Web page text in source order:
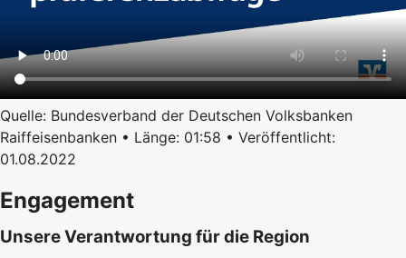
Quelle: Bundesverband der Deutschen Volksbanken
Raiffeisenbanken • Länge: 01:58 • Veröffentlicht:
01.08.2022
Engagement
Unsere Verantwortung für die Region